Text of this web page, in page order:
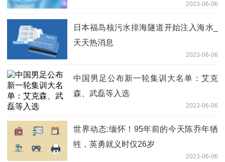
2023-06-06
日本福岛核污水排海隧道开始注入海水_
天天热消息
2023-06-06
中国男足公布新一轮集训大名单：艾克
森、武磊等入选
2023-06-06
世界动态:缅怀！95年前的今天陈乔年牺
牲，英勇就义时仅26岁
2023-06-06